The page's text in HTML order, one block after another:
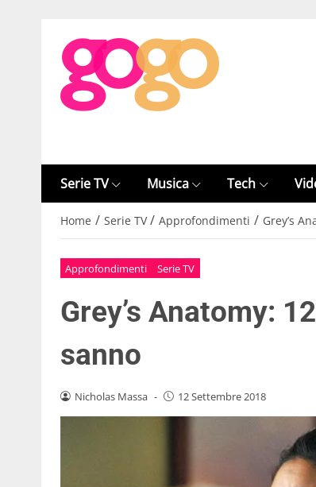
Serie TV Musica Tech
Home / Serie TV / Approfondimenti / Grey’s
Approfondimenti Serie TV
Grey’s Anatomy:
sanno
Nicholas Massa - 12 Settembre 2018